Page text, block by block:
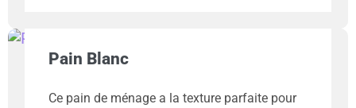
Pain Blanc
Ce pain de ménage a la texture parfaite pour